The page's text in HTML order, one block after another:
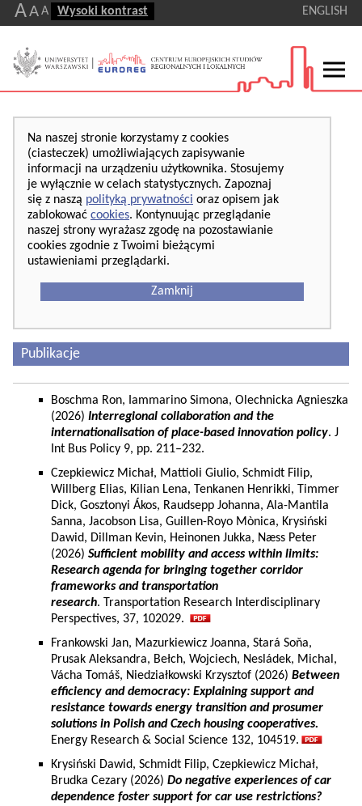
AA A Wysoki kontrast ENGLISH
Na naszej stronie korzystamy z cookies
(ciasteczek) umożliwiających zapisywanie
informacji na urządzeniu użytkownika. Stosujemy
je wyłącznie w celach statystycznych. Zapoznaj
się z naszą polityką prywatności oraz opisem jak
zablokować cookies. Kontynuując przeglądanie
naszej strony wyrażasz zgodę na pozostawianie
cookies zgodnie z Twoimi bieżącymi
ustawieniami przeglądarki.
Zamknij
Publikacje
Boschma Ron, Iammarino Simona, Olechnicka Agnieszka
(2026) Interregional collaboration and the
internationalisation of place-based innovation policy. J
Int Bus Policy 9, pp. 211–232.
Czepkiewicz Michał, Mattioli Giulio, Schmidt Filip,
Willberg Elias, Kilian Lena, Tenkanen Henrikki, Timmer
Dick, Gosztonyi Ákos, Raudsepp Johanna, Ala-Mantila
Sanna, Jacobson Lisa, Guillen-Royo Mònica, Krysiński
Dawid, Dillman Kevin, Heinonen Jukka, Næss Peter
(2026) Sufficient mobility and access within limits:
Research agenda for bringing together corridor
frameworks and transportation
research. Transportation Research Interdisciplinary
Perspectives, 37, 102029.
Frankowski Jan, Mazurkiewicz Joanna, Stará Soňa,
Prusak Aleksandra, Bełch, Wojciech, Nesládek, Michal,
Vácha Tomáš, Niedziałkowski Krzysztof (2026) Between
efficiency and democracy: Explaining support and
resistance towards energy transition and prosumer
solutions in Polish and Czech housing cooperatives.
Energy Research & Social Science 132, 104519.
Krysiński Dawid, Schmidt Filip, Czepkiewicz Michał,
Brudka Cezary (2026) Do negative experiences of car
dependence foster support for car use restrictions?